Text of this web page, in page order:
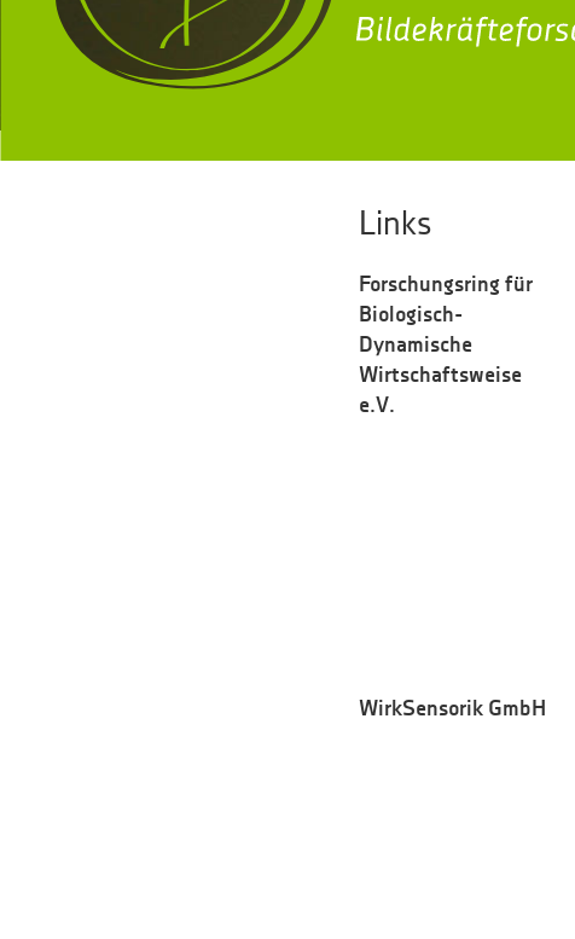
Links
Forschungsring für
Biologisch-
Dynamische
Wirtschaftsweise
e.V.
WirkSensorik GmbH